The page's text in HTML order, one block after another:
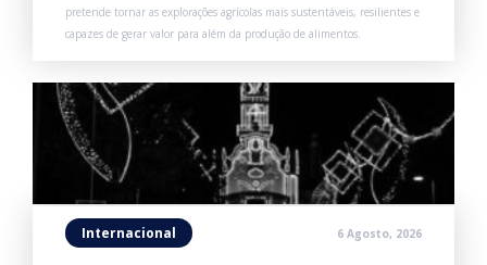
pretende tornar as explorações agrícolas mais sustentáveis, resilientes e
capazes de gerar valor para além da produção de alimentos.
Internacional 6 Agosto, 2026